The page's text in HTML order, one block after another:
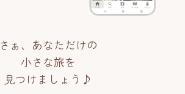
さぁ、あなただけの
小さな旅を
見つけましょう♪